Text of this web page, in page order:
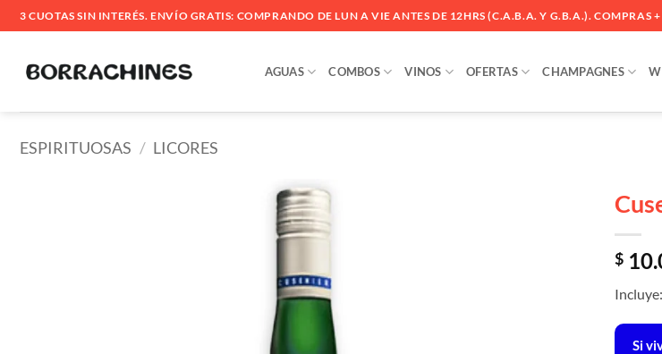
Saltar
al
3 CUOTAS SIN INTERÉS. ENVÍO GRATIS: COMPRANDO DE LUN A VIE ANTES DE 12HRS (C.A.B.A. Y G.B.A.). COMPRAS
AGUAS COMBOS VINOS OFERTAS CHAMPAGNES
ESPIRITUOSAS / LICORES
$
Si